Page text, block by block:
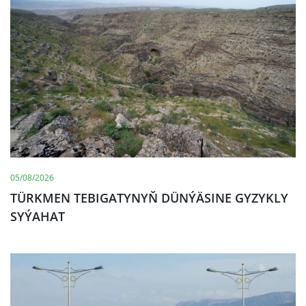
05/08/2026
TÜRKMEN TEBIGATYNYŇ DÜNÝÄSINE GYZYKLY
SYÝAHAT